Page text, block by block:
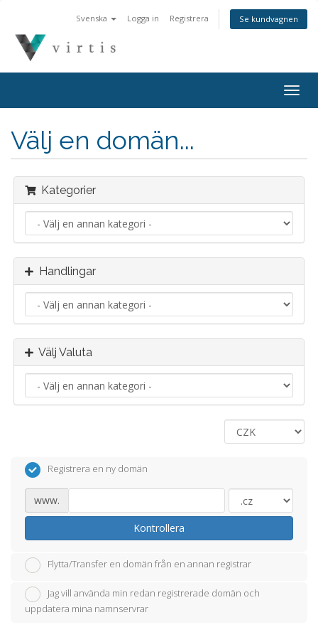
Svenska Logga in Registrera Se kundvagnen
Välj en domän...
Kategorier
Handlingar
Välj Valuta
Registrera en ny domän
www.
Kontrollera
Flytta/Transfer en domän från en annan registrar
Jag vill använda min redan registrerade domän och
uppdatera mina namnservrar